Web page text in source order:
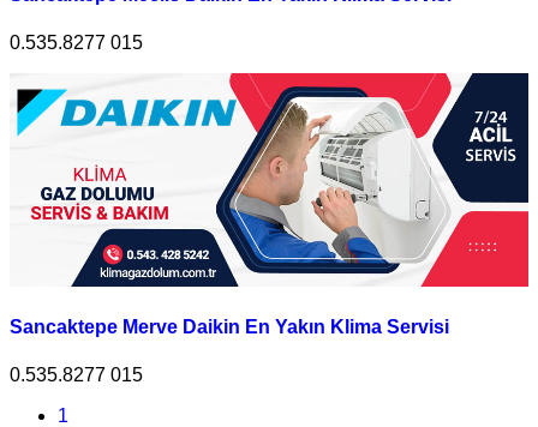
0.535.8277 015
Sancaktepe Merve Daikin En Yakın Klima Servisi
0.535.8277 015
1